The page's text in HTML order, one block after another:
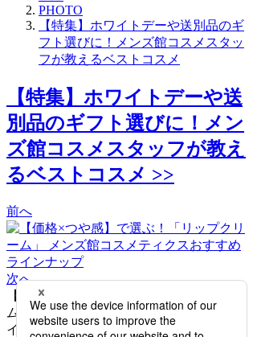
PHOTO
【特集】ホワイトデーや送別品のギ
フト選びに！メンズ館コスメスタッ
フが教えるベストコスメ
【特集】ホワイトデーや送
別品のギフト選びに！メン
ズ館コスメスタッフが教え
るベストコスメ >>
前へ
次へ
【価格×つや感】で選ぶ！「リップクリー
ム」 メンズ館コスメティクスおすすめラ
インナップ